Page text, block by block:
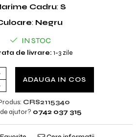
Cadru: S
: Negru
IN STOC
de livrare: 1-3 zile
ADAUGA IN COS
CRS2115340
ajutor? 0742 037 315